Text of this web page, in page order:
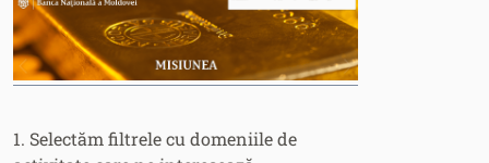
1. Selectăm filtrele cu domeniile de